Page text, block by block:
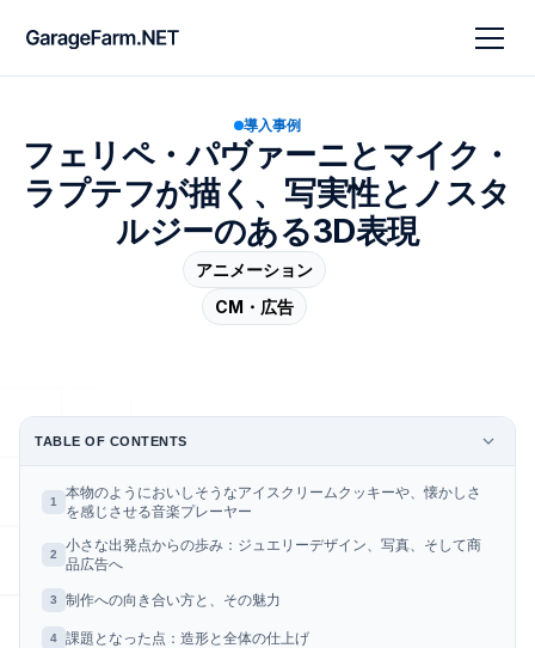
導入事例
フェリペ・パヴァーニとマイク・
ラプテフが描く、写実性とノスタ
ルジーのある3D表現
アニメーション
CM・広告
TABLE OF CONTENTS
1
本物のようにおいしそうなアイスクリームクッキーや、懐かしさ
を感じさせる音楽プレーヤー
2
小さな出発点からの歩み：ジュエリーデザイン、写真、そして商
品広告へ
3 制作への向き合い方と、その魅力
4 課題となった点：造形と全体の仕上げ